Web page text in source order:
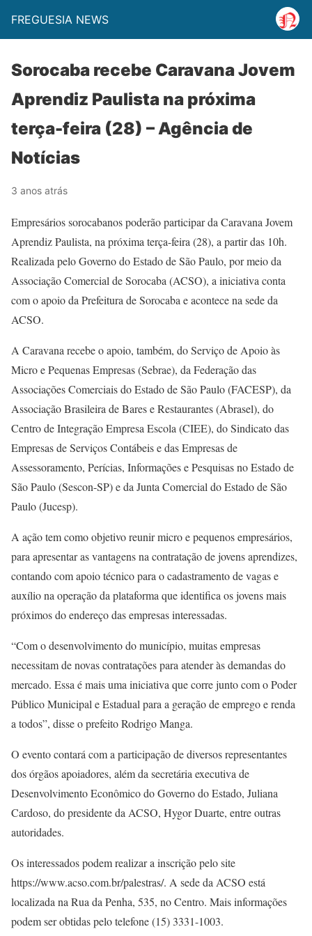
FREGUESIA NEWS
Sorocaba recebe Caravana Jovem
Aprendiz Paulista na próxima
terça-feira (28) – Agência de
Notícias
3 anos atrás
Empresários sorocabanos poderão participar da Caravana Jovem
Aprendiz Paulista, na próxima terça-feira (28), a partir das 10h.
Realizada pelo Governo do Estado de São Paulo, por meio da
Associação Comercial de Sorocaba (ACSO), a iniciativa conta
com o apoio da Prefeitura de Sorocaba e acontece na sede da
ACSO.
A Caravana recebe o apoio, também, do Serviço de Apoio às
Micro e Pequenas Empresas (Sebrae), da Federação das
Associações Comerciais do Estado de São Paulo (FACESP), da
Associação Brasileira de Bares e Restaurantes (Abrasel), do
Centro de Integração Empresa Escola (CIEE), do Sindicato das
Empresas de Serviços Contábeis e das Empresas de
Assessoramento, Perícias, Informações e Pesquisas no Estado de
São Paulo (Sescon-SP) e da Junta Comercial do Estado de São
Paulo (Jucesp).
A ação tem como objetivo reunir micro e pequenos empresários,
para apresentar as vantagens na contratação de jovens aprendizes,
contando com apoio técnico para o cadastramento de vagas e
auxílio na operação da plataforma que identifica os jovens mais
próximos do endereço das empresas interessadas.
“Com o desenvolvimento do município, muitas empresas
necessitam de novas contratações para atender às demandas do
mercado. Essa é mais uma iniciativa que corre junto com o Poder
Público Municipal e Estadual para a geração de emprego e renda
a todos”, disse o prefeito Rodrigo Manga.
O evento contará com a participação de diversos representantes
dos órgãos apoiadores, além da secretária executiva de
Desenvolvimento Econômico do Governo do Estado, Juliana
Cardoso, do presidente da ACSO, Hygor Duarte, entre outras
autoridades.
Os interessados podem realizar a inscrição pelo site
https://www.acso.com.br/palestras/. A sede da ACSO está
localizada na Rua da Penha, 535, no Centro. Mais informações
podem ser obtidas pelo telefone (15) 3331-1003.